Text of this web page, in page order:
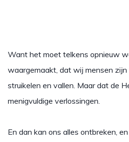
Want het moet telkens opnieuw
waargemaakt, dat wij mensen zijn
struikelen en vallen. Maar dat de
menigvuldige verlossingen.
En dan kan ons alles ontbreken,